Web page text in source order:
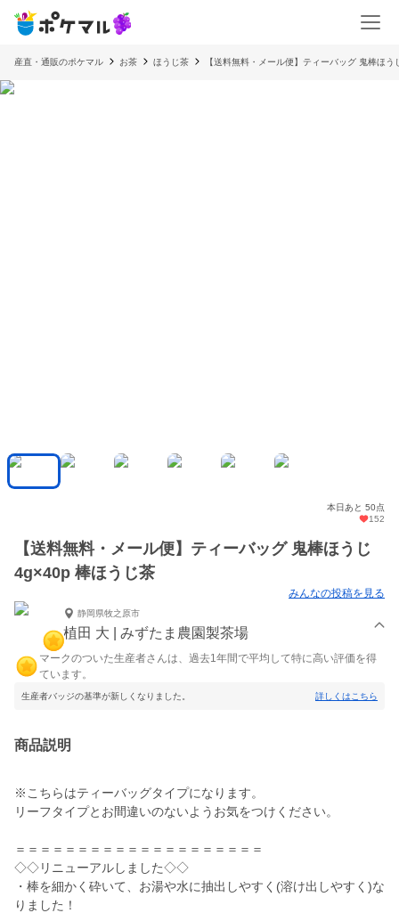
産直・通販のポケマル お茶 ほうじ茶 【送料無料・メール便】ティーバッグ 鬼棒ほ
本日あと 50点
152
【送料無料・メール便】ティーバッグ 鬼棒ほうじ
4g×40p 棒ほうじ茶
みんなの投稿を見る
静岡県牧之原市
植田 大 | みずたま農園製茶場
マークのついた生産者さんは、過去1年間で平均して特に高い評価を得
ています。
生産者バッジの基準が新しくなりました。 詳しくはこちら
商品説明
※こちらはティーバッグタイプになります。
リーフタイプとお間違いのないようお気をつけください。
＝＝＝＝＝＝＝＝＝＝＝＝＝＝＝＝＝＝＝＝
◇◇リニューアルしました◇◇
・棒を細かく砕いて、お湯や水に抽出しやすく(溶け出しやすく)な
りました！